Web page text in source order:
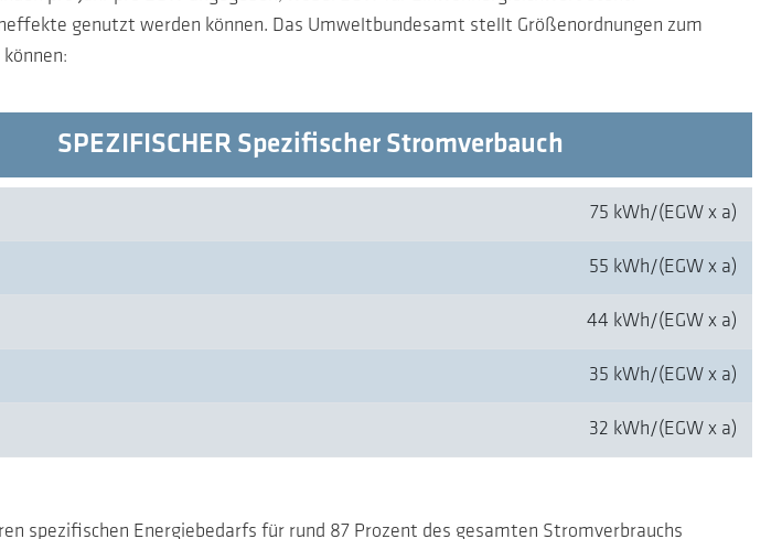
genutzt werden können. Das Umweltbundesamt stellt Größenordnungen zum
SPEZIFISCHER Spezifischer Stromverbauch
75 kWh/(EGW x a)
55 kWh/(EGW x a)
44 kWh/(EGW x a)
35 kWh/(EGW x a)
32 kWh/(EGW x a)
spezifischen Energiebedarfs für rund 87 Prozent des gesamten Stromverbrauchs